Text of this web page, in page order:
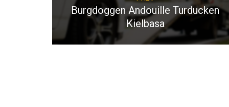
Burgdoggen Andouille Turducken
Kielbasa